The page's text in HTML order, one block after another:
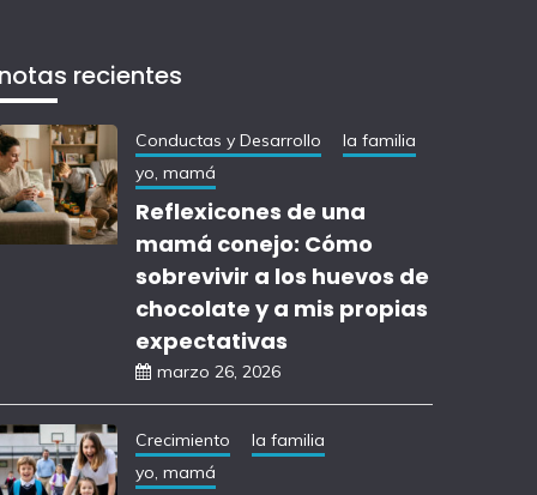
recientes
Conductas y Desarrollo
la familia
yo, mamá
Reflexicones de una
mamá conejo: Cómo
sobrevivir a los huevos de
chocolate y a mis propias
expectativas
marzo 26, 2026
Crecimiento
la familia
yo, mamá